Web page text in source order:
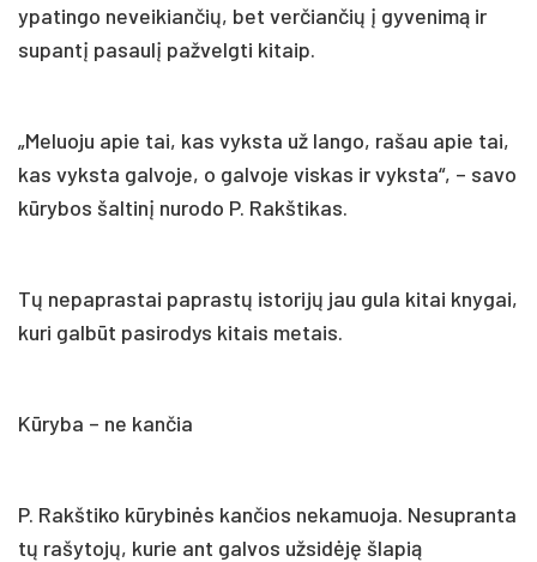
ypatingo neveikiančių, bet verčiančių į gyvenimą ir
supantį pasaulį pažvelgti kitaip.
„Meluoju apie tai, kas vyksta už lango, rašau apie tai,
kas vyksta galvoje, o galvoje viskas ir vyksta“, – savo
kūrybos šaltinį nurodo P. Rakštikas.
Tų nepaprastai paprastų istorijų jau gula kitai knygai,
kuri galbūt pasirodys kitais metais.
Kūryba – ne kančia
P. Rakštiko kūrybinės kančios nekamuoja. Nesupranta
tų rašytojų, kurie ant galvos užsidėję šlapią